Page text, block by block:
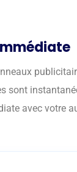
sont
avec votre